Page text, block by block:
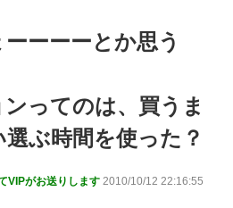
ーーーとか思う
ってのは、買うま
ぶ時間を使った？
VIPがお送りします 2010/10/12 22:16:55